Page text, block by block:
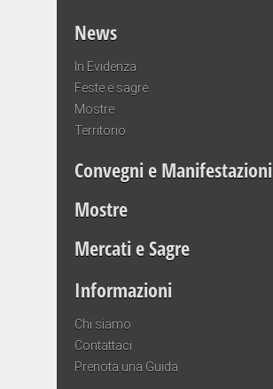
News
In Evidenza
Feste e sagre
Mostre
Territorio
Convegni e Manifestazioni
Mostre
Mercati e Sagre
Informazioni
Chi siamo
Contattaci
Prenota una Guida